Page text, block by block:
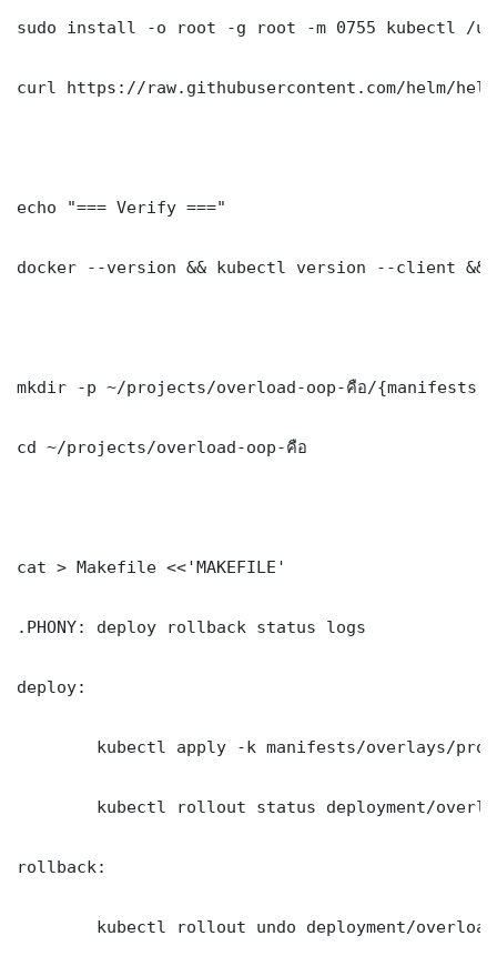
sudo install -o root -g root -m 0755 kubectl /
curl https://raw.githubusercontent.com/helm/
echo "=== Verify ==="
docker --version && kubectl version --client &&
mkdir -p ~/projects/overload-oop-คือ/
cd ~/projects/overload-oop-คือ
cat > Makefile <<'MAKEFILE'
.PHONY: deploy rollback status logs
deploy:
rollback: